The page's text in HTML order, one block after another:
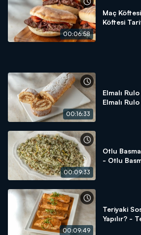
File fındık
Arda'nın Mutfağı'nda neler mi var?
ustasından lezzetler ve tabii ki Arda'nın
Arda'nın Mutfağı hayatınıza,
00:06:58
Maç
Köftesi
00:16:33
Elmalı Rulo
Elmalı
00:09:33
Otlu
- Otlu
00:09:49
Teriyaki
Yapılır? -